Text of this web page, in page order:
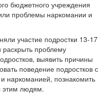
бюджетного учреждения
проблемы наркомании и
участие подростки 13-17
проблему
выявить причины
поведение подростков с
наркоманией, познакомить
этим людям.